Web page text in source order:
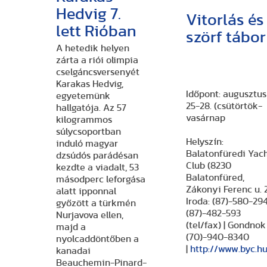
Hedvig 7.
lett Rióban
A hetedik helyen
zárta a riói olimpia
cselgáncsversenyét
Karakas Hedvig,
egyetemünk
hallgatója. Az 57
kilogrammos
súlycsoportban
induló magyar
dzsúdós parádésan
kezdte a viadalt, 53
másodperc leforgása
alatt ipponnal
győzött a türkmén
Nurjavova ellen,
majd a
nyolcaddöntőben a
kanadai
Beauchemin-Pinard-
Vitorlás és
szörf tábor
Időpont: augusztus
25-28. (csütörtök-
vasárnap
Helyszín:
Balatonfüredi
Club (8230
Balatonfüred,
Zákonyi Ferenc u. 2.
Iroda: (87)-580-
(87)-482-593
(tel/fax) | Gondnok
(70)-940-8340
http://www.byc.hu